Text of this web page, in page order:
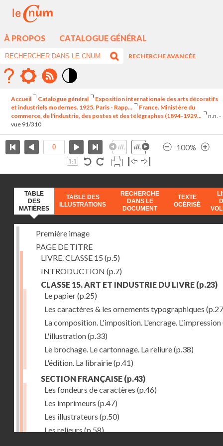
À PROPOS CATALOGUE GÉNÉRAL
RECHERCHE AVANCÉE
élévé
Accueil Catalogue général
Exposition internationale des arts décoratifs
et industriels modernes. 1925. Paris - Rapp...
France. Ministère du
commerce, de l'industrie, des postes et des télégraphes (1894-1929...
n.n. -
vue 91/310
100%
TABLE
DES
MATIÈRES
TABLE DES
ILLUSTRATIONS
RECHERCHE
DANS LE
DOCUMENT
TEXTE
OCÉRISÉ
Première image
PAGE DE TITRE
LIVRE. CLASSE 15 (p.5)
INTRODUCTION (p.7)
CLASSE 15. ART ET INDUSTRIE DU LIVRE (p.23)
Le papier(p.25)
Les caractères & les ornements typographiques
La composition. L'imposition. L'encrage. L'impression
L'illustration(p.33)
Le brochage. Le cartonnage. La reliure(p.38)
L'édition. La librairie(p.41)
SECTION FRANÇAISE (p.43)
Les fondeurs de caractères (p.46)
Les imprimeurs (p.47)
Les illustrateurs (p.50)
Les relieurs (p.58)